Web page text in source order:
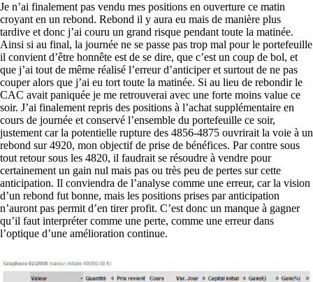
Je n’ai finalement pas vendu mes positions en ouverture ce matin
croyant en un rebond. Rebond il y aura eu mais de manière plus
tardive et donc j’ai couru un grand risque pendant toute la matinée.
Ainsi si au final, la journée ne se passe pas trop mal pour le portefeuille
il convient d’être honnête est de se dire, que c’est un coup de bol, et
que j’ai tout de même réalisé l’erreur d’anticiper et surtout de ne pas
couper alors que j’ai eu tort toute la matinée. Si au lieu de rebondir le
CAC avait paniquée je me retrouverai avec une forte moins value ce
soir. J’ai finalement repris des positions à l’achat supplémentaire en
cours de journée et conservé l’ensemble du portefeuille ce soir,
justement car la potentielle rupture des 4856-4875 ouvrirait la voie à un
rebond sur 4920, mon objectif de prise de bénéfices. Par contre sous
tout retour sous les 4820, il faudrait se résoudre à vendre pour
certainement un gain nul mais pas ou très peu de pertes sur cette
anticipation. Il conviendra de l’analyse comme une erreur, car la vision
d’un rebond fut bonne, mais les positions prises par anticipation
n’auront pas permit d’en tirer profit. C’est donc un manque à gagner
qu’il faut interpréter comme une perte, comme une erreur dans
l’optique d’une amélioration continue.